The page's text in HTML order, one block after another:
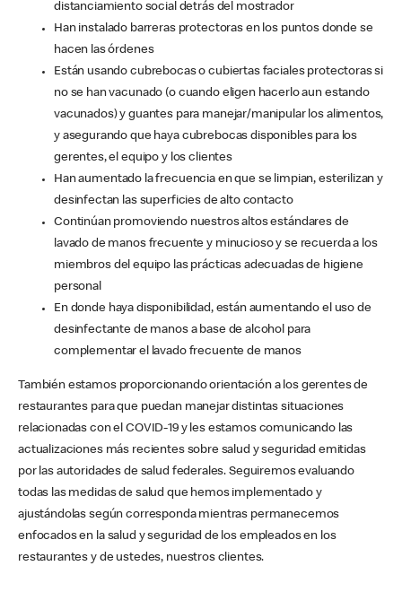
distanciamiento social detrás del mostrador
Han instalado barreras protectoras en los puntos donde se
hacen las órdenes
Están usando cubrebocas o cubiertas faciales protectoras si
no se han vacunado (o cuando eligen hacerlo aun estando
vacunados) y guantes para manejar/manipular los alimentos,
y asegurando que haya cubrebocas disponibles para los
gerentes, el equipo y los clientes
Han aumentado la frecuencia en que se limpian, esterilizan y
desinfectan las superficies de alto contacto
Continúan promoviendo nuestros altos estándares de
lavado de manos frecuente y minucioso y se recuerda a los
miembros del equipo las prácticas adecuadas de higiene
personal
En donde haya disponibilidad, están aumentando el uso de
desinfectante de manos a base de alcohol para
complementar el lavado frecuente de manos
También estamos proporcionando orientación a los gerentes de
restaurantes para que puedan manejar distintas situaciones
relacionadas con el COVID-19 y les estamos comunicando las
actualizaciones más recientes sobre salud y seguridad emitidas
por las autoridades de salud federales. Seguiremos evaluando
todas las medidas de salud que hemos implementado y
ajustándolas según corresponda mientras permanecemos
enfocados en la salud y seguridad de los empleados en los
restaurantes y de ustedes, nuestros clientes.